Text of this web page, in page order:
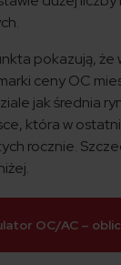
pokazują, że
ceny OC
jak średnia
która w
rocznie.
OC/AC –